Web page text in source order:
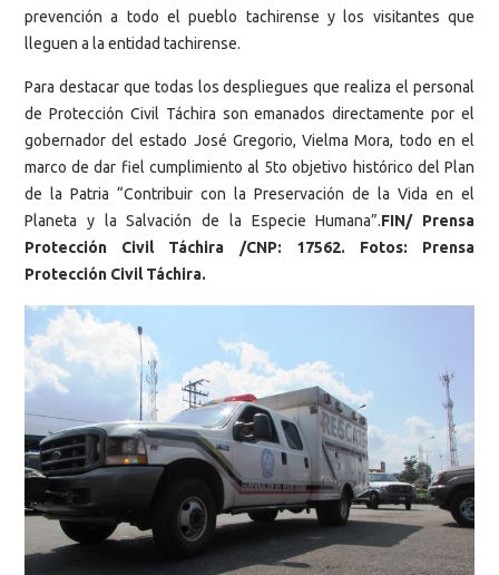
prevención a todo el pueblo tachirense y los visitantes que
lleguen a la entidad tachirense.
Para destacar que todas los despliegues que realiza el personal
de Protección Civil Táchira son emanados directamente por el
gobernador del estado José Gregorio, Vielma Mora, todo en el
marco de dar fiel cumplimiento al 5to objetivo histórico del Plan
de la Patria “Contribuir con la Preservación de la Vida en el
Planeta y la Salvación de la Especie Humana”.FIN/ Prensa
Protección Civil Táchira /CNP: 17562. Fotos: Prensa
Protección Civil Táchira.